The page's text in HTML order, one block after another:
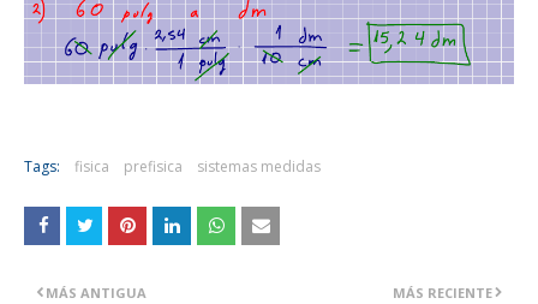
Tags: fisica prefisica sistemas medidas
MÁS RECIENTE
MÁS ANTIGUA